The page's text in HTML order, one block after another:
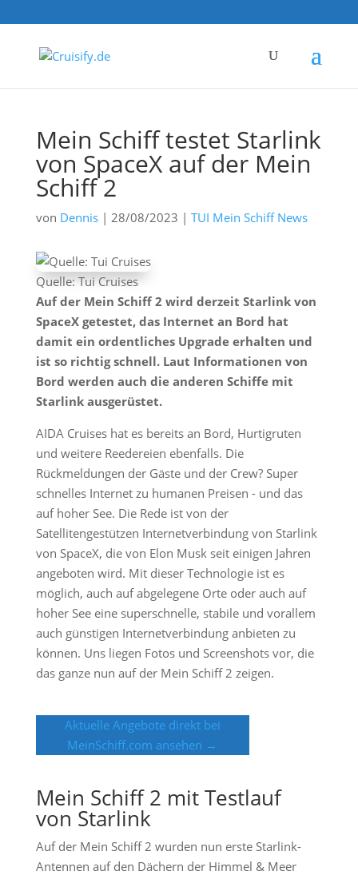
Mein Schiff testet Starlink
von SpaceX auf der Mein
Schiff 2
von Dennis| 28/08/2023 | TUI Mein Schiff News
Quelle: Tui Cruises
Auf der Mein Schiff 2 wird derzeit Starlink von
SpaceX getestet, das Internet an Bord hat
damit ein ordentliches Upgrade erhalten und
ist so richtig schnell. Laut Informationen von
Bord werden auch die anderen Schiffe mit
Starlink ausgerüstet.
AIDA Cruises hat es bereits an Bord, Hurtigruten
und weitere Reedereien ebenfalls. Die
Rückmeldungen der Gäste und der Crew? Super
schnelles Internet zu humanen Preisen - und das
auf hoher See. Die Rede ist von der
Satellitengestützen Internetverbindung von Starlink
von SpaceX, die von Elon Musk seit einigen Jahren
angeboten wird. Mit dieser Technologie ist es
möglich, auch auf abgelegene Orte oder auch auf
hoher See eine superschnelle, stabile und vorallem
auch günstigen Internetverbindung anbieten zu
können. Uns liegen Fotos und Screenshots vor, die
das ganze nun auf der Mein Schiff 2 zeigen.
Aktuelle Angebote direkt bei
MeinSchiff.com ansehen →
Mein Schiff 2 mit Testlauf
von Starlink
Auf der Mein Schiff 2 wurden nun erste Starlink-
Antennen auf den Dächern der Himmel & Meer